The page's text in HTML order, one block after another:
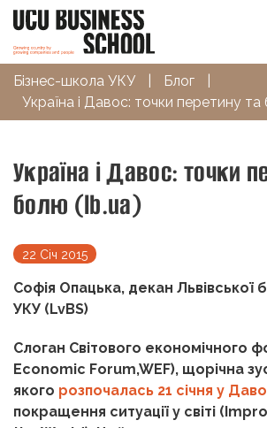
Бізнес-школа УКУ Блог
Україна і Давос: точки перетину
Україна і Давос: точки
болю (lb.ua)
22 Січ 2015
Софія Опацька, декан Львівської
УКУ (LvBS)
Слоган Світового економічного
Economic Forum,WEF), щорічна
якого розпочалась 21 січня у
покращення ситуації у світі